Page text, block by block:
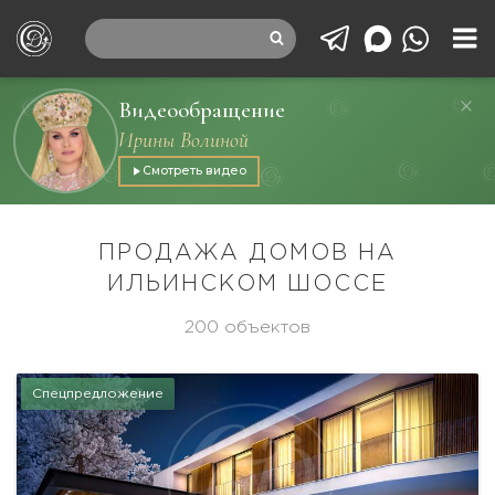
Видеообращение
Ирины Волиной
Смотреть видео
ПРОДАЖА ДОМОВ НА
ИЛЬИНСКОМ ШОССЕ
200 объектов
Спецпредложение